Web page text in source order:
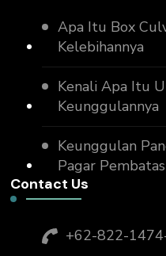
Apa Itu Box
Kelebihannya
Kenali Apa Itu
Keunggulannya
Keunggulan
Pagar Pembatas
Contact Us
+62-822-